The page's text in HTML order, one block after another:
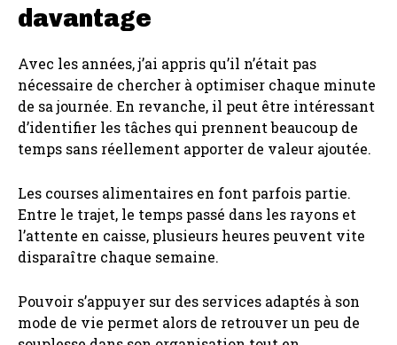
davantage
Avec les années, j’ai appris qu’il n’était pas
nécessaire de chercher à optimiser chaque minute
de sa journée. En revanche, il peut être intéressant
d’identifier les tâches qui prennent beaucoup de
temps sans réellement apporter de valeur ajoutée.
Les courses alimentaires en font parfois partie.
Entre le trajet, le temps passé dans les rayons et
l’attente en caisse, plusieurs heures peuvent vite
disparaître chaque semaine.
Pouvoir s’appuyer sur des services adaptés à son
mode de vie permet alors de retrouver un peu de